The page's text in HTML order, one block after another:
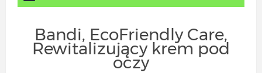
Bandi, EcoFriendly Care,
Rewitalizujący krem pod
oczy